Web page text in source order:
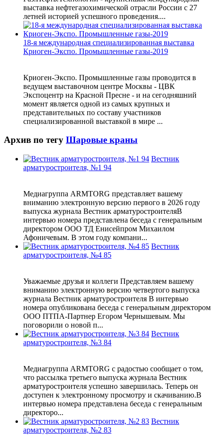
выставка нефтегазохимической отрасли России с 27
летней историей успешного проведения....
18-я международная специализированная выставка
Криоген-Экспо. Промышленные газы-2019
Криоген-Экспо. Промышленные газы проводится в
ведущем выставочном центре Москвы - ЦВК
Экспоцентр на Красной Пресне - и на сегодняшний
момент является одной из самых крупных и
представительных по составу участников
специализированной выставкой в мире ...
Архив по тегу Шаровые краны
Вестник
арматуростроителя, №1 94
Медиагруппа ARMTORG представляет вашему
вниманию электронную версию первого в 2026 году
выпуска журнала Вестник арматуростроителяВ
интервью номера представлена беседа с генеральным
директором ООО ТД Енисейпром Михаилом
Афоничевым. В этом году компани...
Вестник
арматуростроителя, №4 85
Уважаемые друзья и коллеги Представляем вашему
вниманию электронную версию четвертого выпуска
журнала Вестник арматуростроителя В интервью
номера опубликована беседа с генеральным директором
ООО ПТПА-Партнер Егором Чернышевым. Мы
поговорили о новой п...
Вестник
арматуростроителя, №3 84
Медиагруппа ARMTORG с радостью сообщает о том,
что рассылка третьего выпуска журнала Вестник
арматуростроителя успешно завершилась. Теперь он
доступен к электронному просмотру и скачиванию.В
интервью номера представлена беседа с генеральным
директоро...
Вестник
арматуростроителя, №2 83